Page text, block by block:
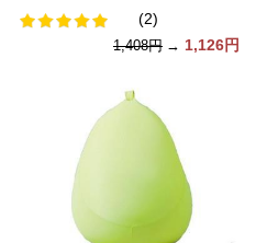
(2)
1,408円 → 1,126円